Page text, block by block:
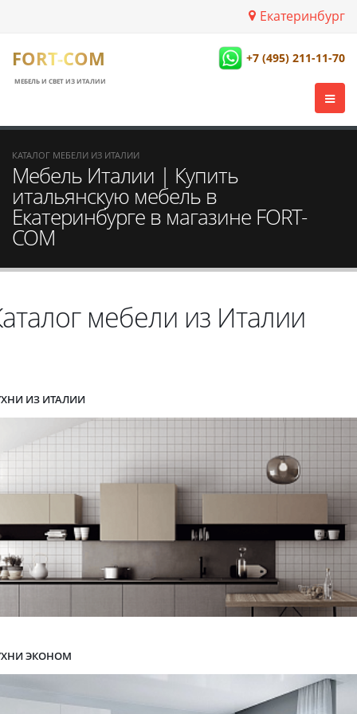
Екатеринбург
FORT-COM
МЕБЕЛЬ И СВЕТ ИЗ ИТАЛИИ
+7 (495) 211-11-70
КАТАЛОГ МЕБЕЛИ ИЗ ИТАЛИИ
Мебель Италии | Купить
итальянскую мебель в
Екатеринбурге в магазине FORT-
COM
мебели из Италии
ИЗ ИТАЛИИ
ЭКОНОМ